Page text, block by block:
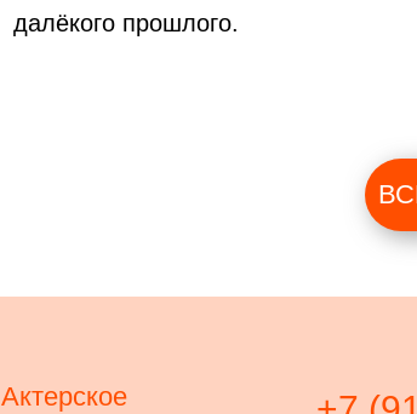
далёкого прошлого.
Актерское